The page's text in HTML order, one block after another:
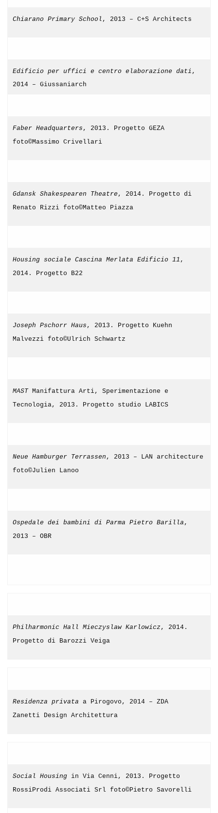
Chiarano Primary School , 2013 – C+S Architects
Edificio per uffici e centro elaborazione dati ,
2014 – Giussaniarch
Faber Headquarters , 2013. Progetto GEZA
foto©Massimo Crivellari
Gdansk Shakespearen Theatre , 2014. Progetto di
Renato Rizzi foto©Matteo Piazza
Housing sociale Cascina Merlata Edificio 11 ,
2014. Progetto B22
Joseph Pschorr Haus , 2013. Progetto Kuehn
Malvezzi foto©Ulrich Schwartz
MASTManifattura Arti, Sperimentazione e
Tecnologia, 2013. Progetto studio LABICS
Neue Hamburger Terrassen , 2013 – LAN architecture
foto©Julien Lanoo
Ospedale dei bambini di Parma Pietro Barilla ,
2013 – OBR
Philharmonic Hall Mieczyslaw Karlowicz, 2014.
Progetto di Barozzi Veiga
Residenza privata a Pirogovo, 2014 – ZDA
Zanetti Design Architettura
Social Housing in Via Cenni, 2013. Progetto
RossiProdi Associati Srl foto©Pietro Savorelli